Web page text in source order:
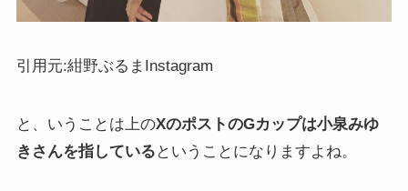
引用元:紺野ぶるまInstagram
と、いうことは上のXのポストのGカップは小泉みゆ
きさんを指している ということになりますよね。